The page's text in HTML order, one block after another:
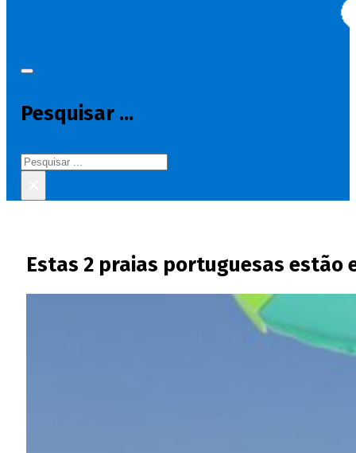
Pesquisar ...
Pesquisar
Estas 2 praias portuguesas estão